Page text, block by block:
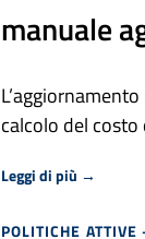
manuale
calcolo del costo
Leggi di più →
POLITICHE ATTIVE